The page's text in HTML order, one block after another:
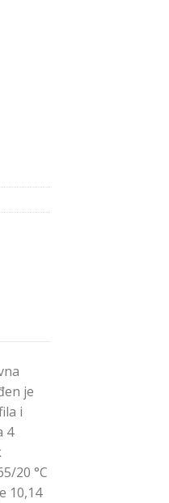
je
i
4
20 °C
10,14